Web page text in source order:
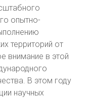
опытно-
территорий от
внимание в этой
В этом году
научных